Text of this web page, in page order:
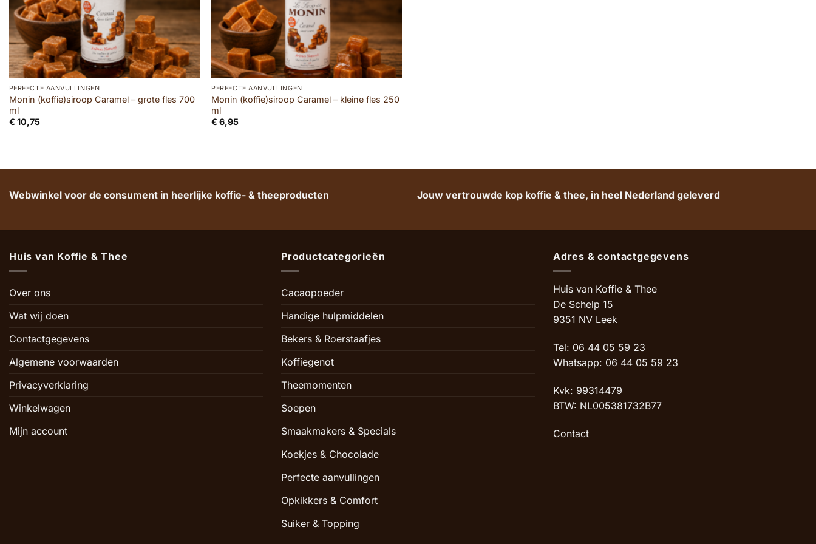
PERFECTE AANVULLINGEN
Monin (koffie)siroop Caramel – grote fles 700
ml
€ 10,75
PERFECTE AANVULLINGEN
Monin (koffie)siroop Caramel – kleine fles 250
ml
€ 6,95
Webwinkel voor de consument in heerlijke koffie- & theeproducten Jouw vertrouwde kop koffie & thee, in heel Nederland geleverd
Huis van Koffie & Thee
Over ons
Wat wij doen
Contactgegevens
Algemene voorwaarden
Privacyverklaring
Winkelwagen
Mijn account
Productcategorieën
Cacaopoeder
Handige hulpmiddelen
Bekers & Roerstaafjes
Koffiegenot
Theemomenten
Soepen
Smaakmakers & Specials
Koekjes & Chocolade
Perfecte aanvullingen
Opkikkers & Comfort
Suiker & Topping
Adres & contactgegevens
Huis van Koffie & Thee
De Schelp 15
9351 NV Leek
Tel: 06 44 05 59 23
Whatsapp: 06 44 05 59 23
Kvk: 99314479
BTW: NL005381732B77
Contact